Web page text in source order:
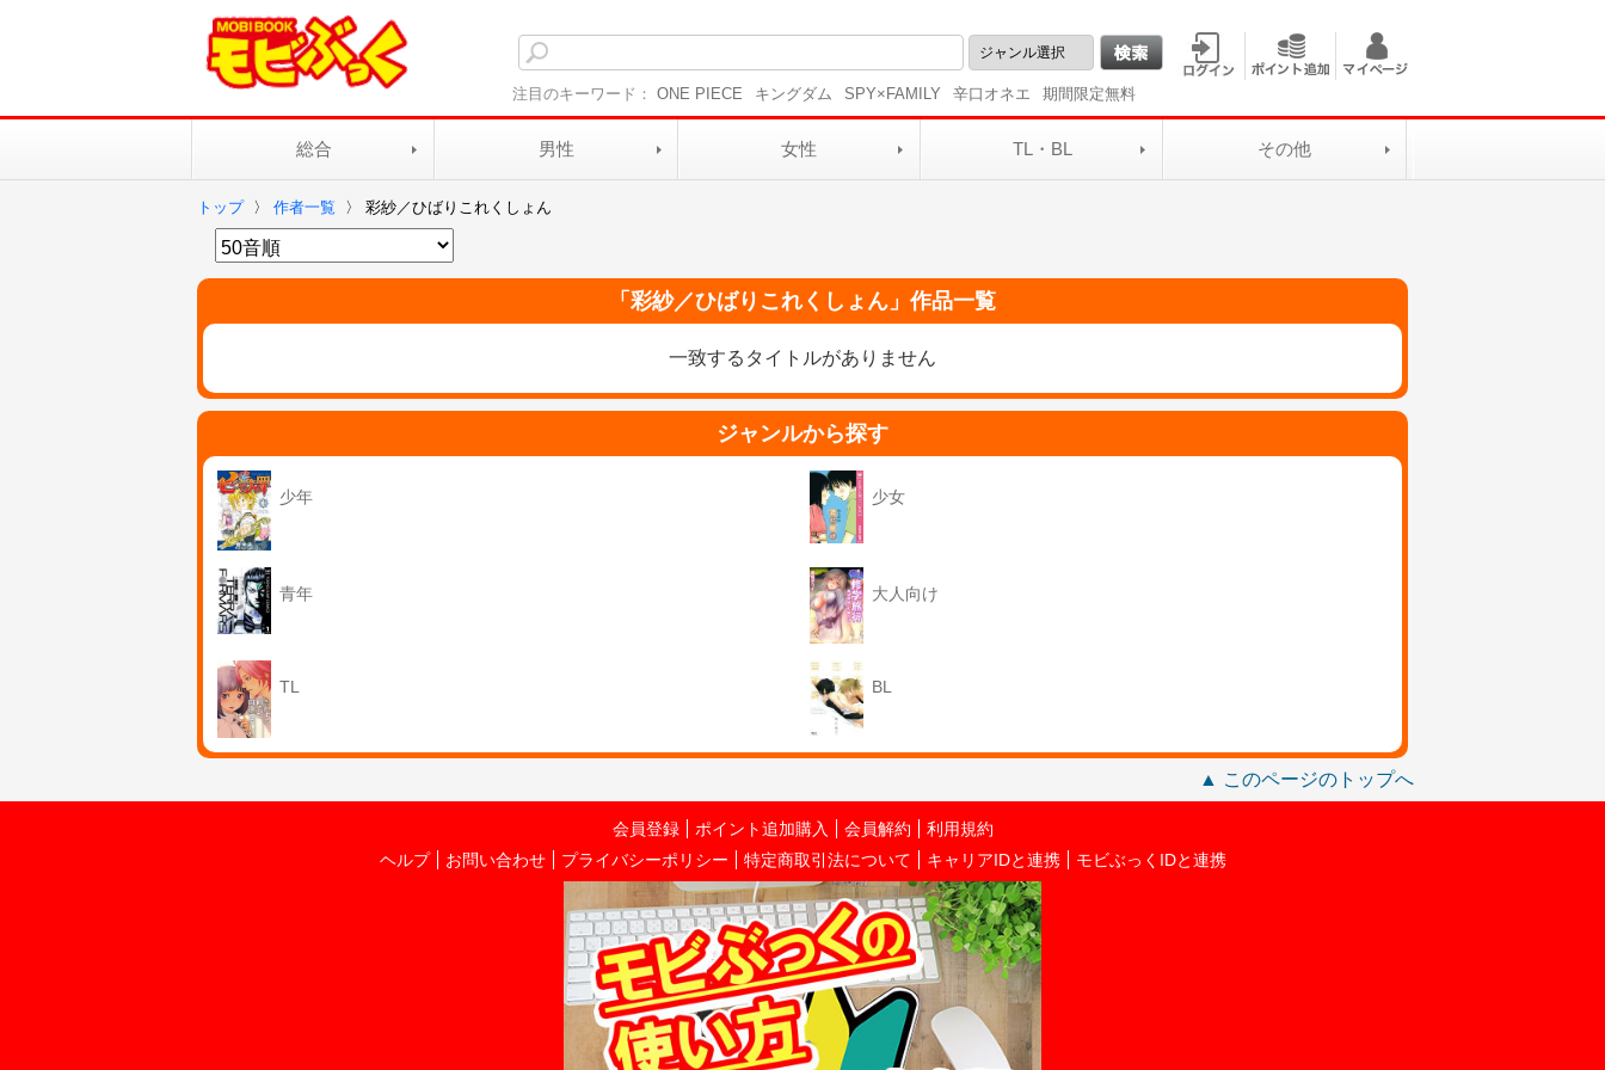
注目のキーワード： ONE PIECE キングダム SPY×FAMILY 辛口オネエ 期間限定無料
総合 男性 女性 TL・BL その他
トップ 〉 作者一覧 〉 彩紗／ひばりこれくしょん
「 彩紗／ひばりこれくしょん」作品一覧
一致するタイトルがありません
ジャンルから探す
少年 少女
青年 大人向け
TL BL
▲ このページのトップへ
会員登録 ポイント追加購入 会員解約
利用規約
ヘルプ
お問い合わせ プライバシーポリシー 特定商取引法について キャリアIDと連携 モビぶっくIDと連携